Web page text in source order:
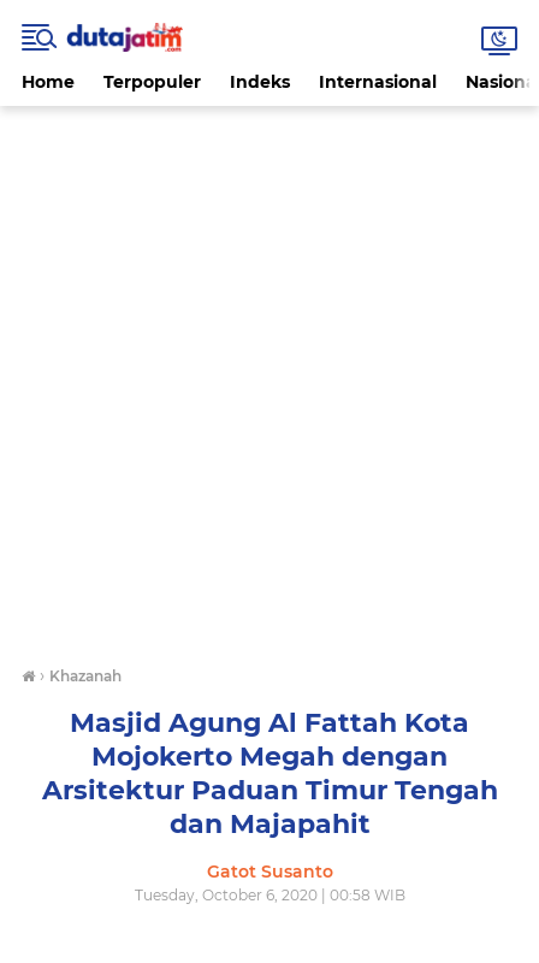
Home Terpopuler Indeks Internasional
› Khazanah
Masjid Agung Al Fattah Kota
Mojokerto Megah dengan
Arsitektur Paduan Timur Tengah
dan Majapahit
Gatot Susanto
Tuesday, October 6, 2020 | 00:58 WIB